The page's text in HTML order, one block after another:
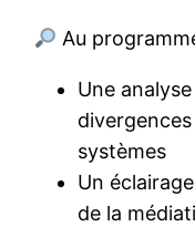
Au
Une
systèmes
Un
de la